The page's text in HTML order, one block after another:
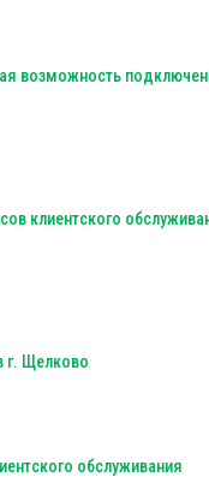
возможность
клиентского
г. Щелково
обслуживания